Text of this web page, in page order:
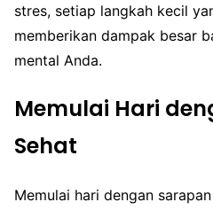
stres, setiap langkah kecil
memberikan dampak besar
mental Anda.
Memulai Hari
Sehat
Memulai hari dengan